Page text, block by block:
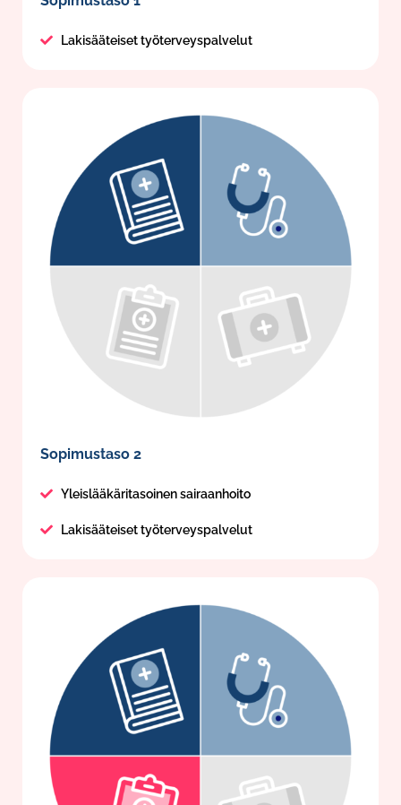
Lakisääteiset työterveyspalvelut
Sopimustaso 2
Yleislääkäritasoinen sairaanhoito
Lakisääteiset työterveyspalvelut